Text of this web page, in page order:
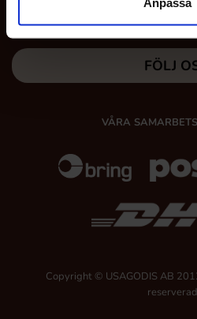
MINA
FÖLJ
VÅRA
Copyright © USAGODIS AB